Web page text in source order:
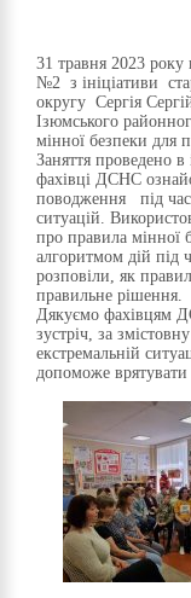
31 травня 2023 року
№2 з ініціативи
округу Сергія
Ізюмського
мінної безпеки для
Заняття проведено в
фахівці ДСНС
поводження під
ситуацій.
про правила мінної
алгоритмом дій під
розповіли, як
правильне рішення.
Дякуємо фахівцям
зустріч, за
екстремальній
допоможе